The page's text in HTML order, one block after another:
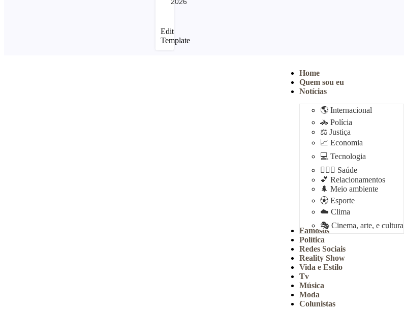
Edit
Template
Home
Quem sou eu
Notícias
🌎 Internacional
🚓 Polícia
⚖️ Justiça
📈 Economia
💻 Tecnologia
👩🏻‍⚕️ Saúde
💕 Relacionamentos
🌲 Meio ambiente
⚽︎ Esporte
☁️ Clima
🎭 Cinema, arte, e cultura
Famosos
Política
Redes Sociais
Reality Show
Vida e Estilo
Tv
Música
Moda
Colunistas